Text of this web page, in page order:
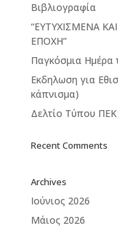
Βιβλιογραφία
“ΕΥΤΥΧΙΣΜΕΝΑ
ΕΠΟΧΗ”
Παγκόσμια Ημέρα
Εκδηλωση για
κάπνισμα)
Δελτίο Τύπου
Recent Comments
Archives
Ιούνιος 2026
Μάιος 2026